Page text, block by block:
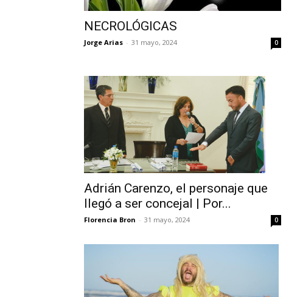
NECROLÓGICAS
Jorge Arias - 31 mayo, 2024 0
Adrián Carenzo, el personaje que
llegó a ser concejal | Por...
Florencia Bron - 31 mayo, 2024 0